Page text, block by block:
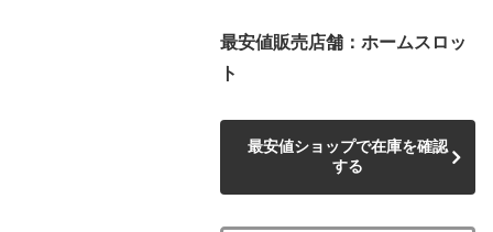
最安値販売店舗：ホームスロッ
ト
最安値ショップで在庫を確認
する